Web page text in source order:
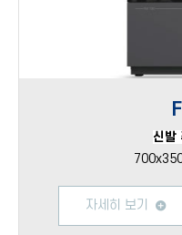
신발
자세히 보기